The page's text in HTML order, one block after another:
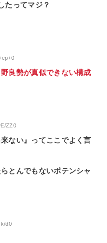
たってマジ？
良勢が真似できない構成
ZZ0
ない』ってここでよく言
とんでもないポテンシャ
d0